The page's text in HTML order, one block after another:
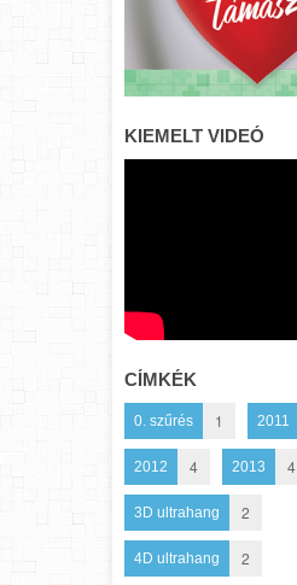
KIEMELT VIDEÓ
CÍMKÉK
0. szűrés 1 2011
2012 4 2013 4
3D ultrahang 2
4D ultrahang 2